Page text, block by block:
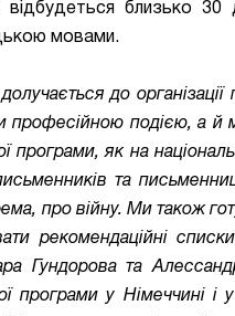
близько 30
мовами.
до
професійною подією, а
програми, як на
та
про війну. Ми також
рекомендаційні
Гундорова та
програми у